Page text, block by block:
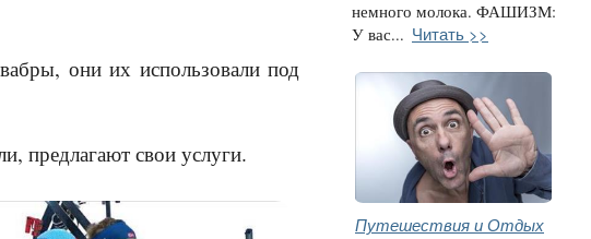
они их использовали под
предлагают свои услуги.
немного молока. ФАШИЗМ:
У вас... Читать >>
Путешествия и Отдых